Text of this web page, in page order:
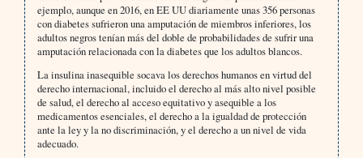
ejemplo, aunque en 2016, en EE UU diariamente unas 356 personas
con diabetes sufrieron una amputación de miembros inferiores, los
adultos negros tenían más del doble de probabilidades de sufrir una
amputación relacionada con la diabetes que los adultos blancos.
La insulina inasequible socava los derechos humanos en virtud del
derecho internacional, incluido el derecho al más alto nivel posible
de salud, el derecho al acceso equitativo y asequible a los
medicamentos esenciales, el derecho a la igualdad de protección
ante la ley y la no discriminación, y el derecho a un nivel de vida
adecuado.